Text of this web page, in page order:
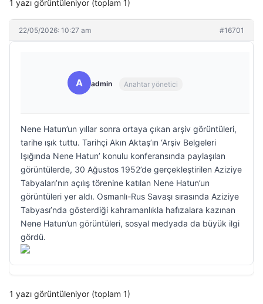
1 yazı görüntüleniyor (toplam 1)
22/05/2026: 10:27 am #16701
A admin Anahtar yönetici
Nene Hatun’un yıllar sonra ortaya çıkan arşiv görüntüleri,
tarihe ışık tuttu. Tarihçi Akın Aktaş’ın ‘Arşiv Belgeleri
Işığında Nene Hatun’ konulu konferansında paylaşılan
görüntülerde, 30 Ağustos 1952’de gerçekleştirilen Aziziye
Tabyaları’nın açılış törenine katılan Nene Hatun’un
görüntüleri yer aldı. Osmanlı-Rus Savaşı sırasında Aziziye
Tabyası’nda gösterdiği kahramanlıkla hafızalara kazınan
Nene Hatun’un görüntüleri, sosyal medyada da büyük ilgi
gördü.
1 yazı görüntüleniyor (toplam 1)